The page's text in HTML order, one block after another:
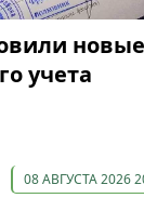
новые
учета
08 АВГУСТА 2026